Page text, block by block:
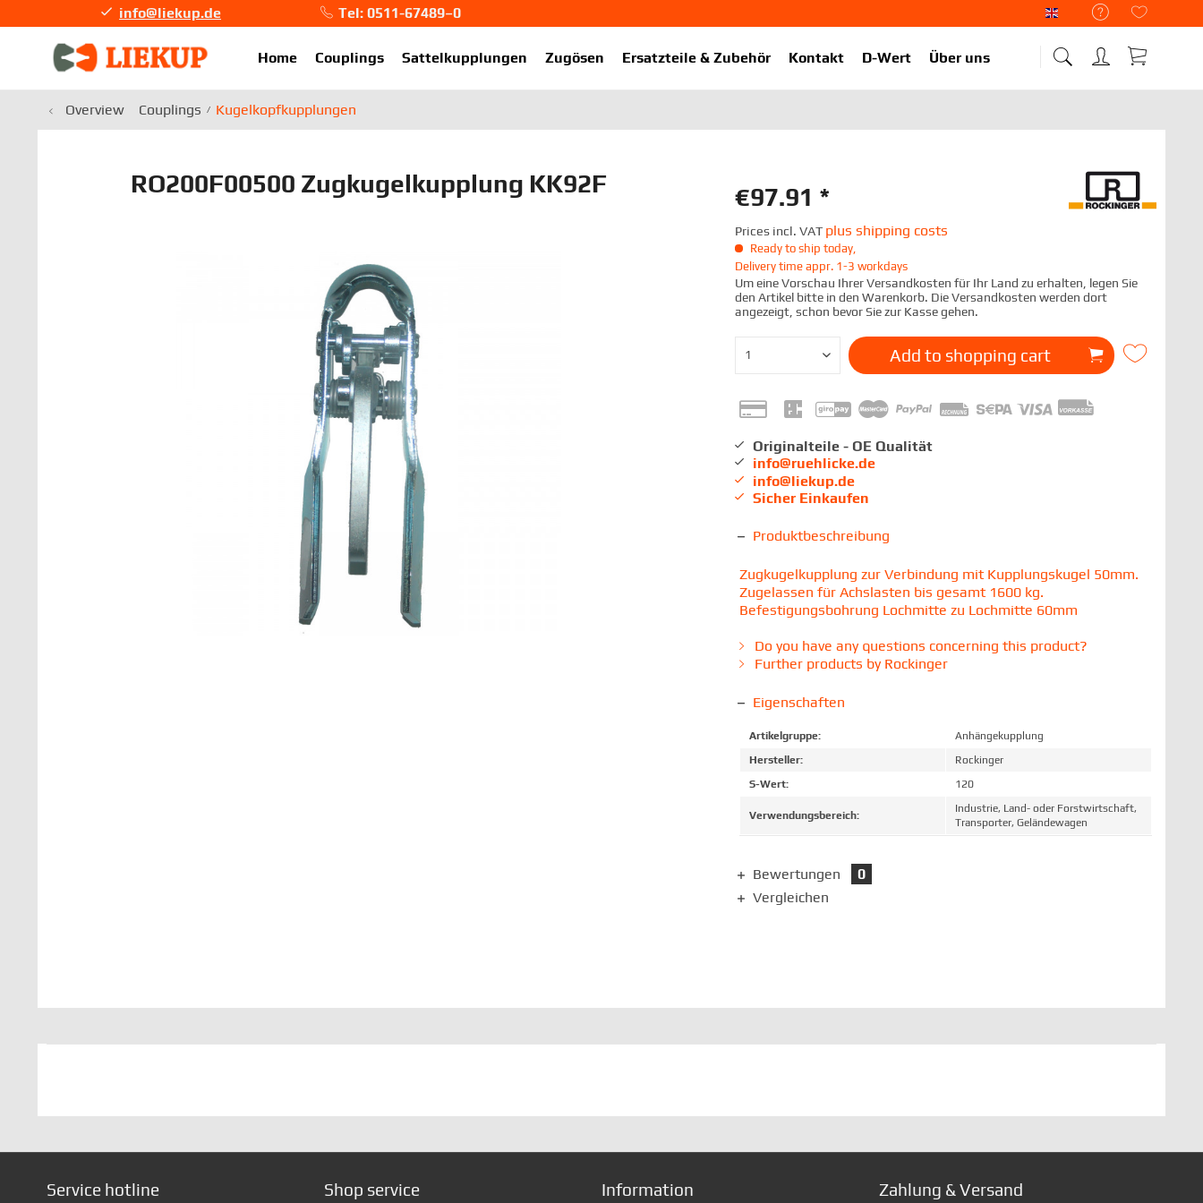
Liekup Englisch
info@liekup.de
Tel: 0511-67489–0
Home
Couplings Sattelkupplungen Zugösen Ersatzteile & Zubehör Kontakt D-Wert Über uns
Overview Couplings Kugelkopfkupplungen
RO200F00500 Zugkugelkupplung KK92F €97.91 *
Prices incl. VAT plus shipping costs
Ready to ship today,
Delivery time appr. 1-3 workdays
Um eine Vorschau Ihrer Versandkosten für Ihr Land zu erhalten, legen Sie
den Artikel bitte in den Warenkorb. Die Versandkosten werden dort
angezeigt, schon bevor Sie zur Kasse gehen.
Add to shopping cart
Originalteile - OE Qualität
info@ruehlicke.de
info@liekup.de
Sicher Einkaufen
Produktbeschreibung
Zugkugelkupplung zur Verbindung mit Kupplungskugel 50mm.
Zugelassen für Achslasten bis gesamt 1600 kg.
Befestigungsbohrung Lochmitte zu Lochmitte 60mm
Do you have any questions concerning this product?
Further products by Rockinger
Eigenschaften
Artikelgruppe:
Anhängekupplung
Hersteller:
Rockinger
S-Wert:
120
Verwendungsbereich:
Industrie, Land- oder Forstwirtschaft,
Transporter, Geländewagen
Bewertungen
0
Vergleichen
Service hotline Shop service Information Zahlung & Versand